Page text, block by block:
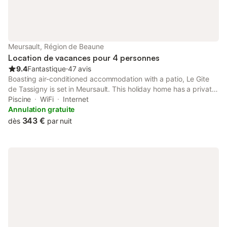
en pierre locale et des unités modernes, est plein d'équipements
pour vous aider à profiter de la cuisson de la merveilleuse
produits locaux - un réfrigérateur un vin po
Meursault, Région de Beaune
Location de vacances pour 4 personnes
9.4Fantastique⋅47 avis
Boasting air-conditioned accommodation with a patio, Le Gite
de Tassigny is set in Meursault. This holiday home has a private
pool, a garden, barbecue facilities, free WiFi and free private
parking.
Piscine WiFi
Internet
Annulation gratuite
dès 343 € par nuit